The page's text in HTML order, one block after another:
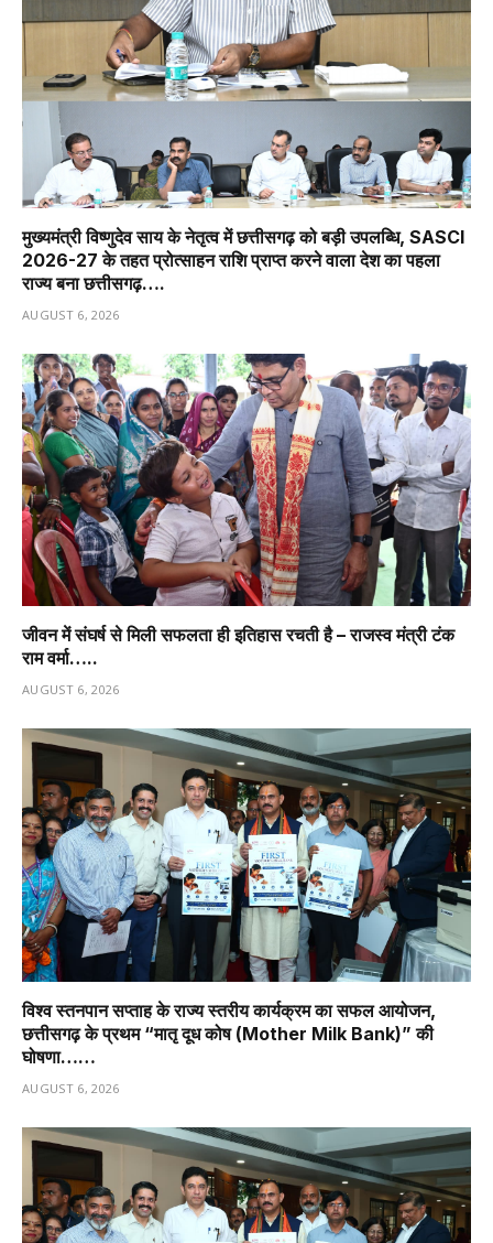
मुख्यमंत्री विष्णुदेव साय के नेतृत्व में छत्तीसगढ़ को बड़ी उपलब्धि, SASCI
2026-27 के तहत प्रोत्साहन राशि प्राप्त करने वाला देश का पहला
राज्य बना छत्तीसगढ़….
AUGUST 6, 2026
जीवन में संघर्ष से मिली सफलता ही इतिहास रचती है – राजस्व मंत्री टंक
राम वर्मा…..
AUGUST 6, 2026
विश्व स्तनपान सप्ताह के राज्य स्तरीय कार्यक्रम का सफल आयोजन,
छत्तीसगढ़ के प्रथम “मातृ दूध कोष (Mother Milk Bank)” की
घोषणा……
AUGUST 6, 2026